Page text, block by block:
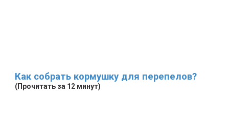
Как собрать кормушку для перепелов?
(Прочитать за 12 минут)